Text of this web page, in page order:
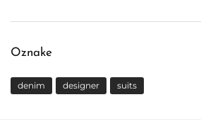
Oznake
denim designer suits